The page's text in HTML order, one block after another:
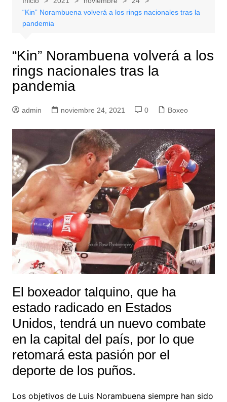
“Kin” Norambuena volverá a los rings nacionales tras la
pandemia
“Kin” Norambuena volverá a los
rings nacionales tras la
pandemia
admin noviembre 24, 2021 0 Boxeo
El boxeador talquino, que ha
estado radicado en Estados
Unidos, tendrá un nuevo combate
en la capital del país, por lo que
retomará esta pasión por el
deporte de los puños.
Los objetivos de Luis Norambuena siempre han sido